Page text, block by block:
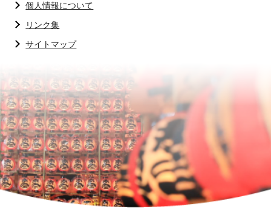
個人情報について
リンク集
サイトマップ